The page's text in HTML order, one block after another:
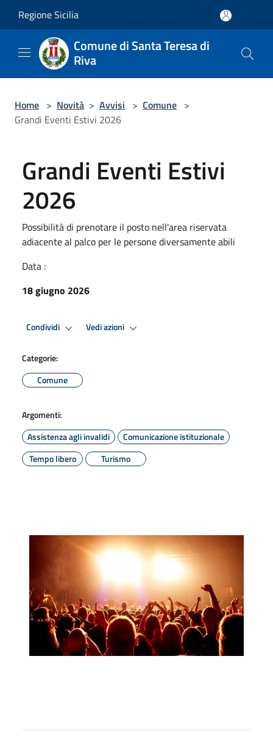
Regione Sicilia
Comune di Santa Teresa di
Riva
Home > Novità > Avvisi > Comune >
Grandi Eventi Estivi 2026
Grandi Eventi Estivi
2026
Possibilità di prenotare il posto nell'area riservata
adiacente al palco per le persone diversamente abili
Data :
18 giugno 2026
Condividi Vedi azioni
Categorie:
Comune
Argomenti:
Assistenza agli invalidi
Comunicazione istituzionale
Tempo libero
Turismo